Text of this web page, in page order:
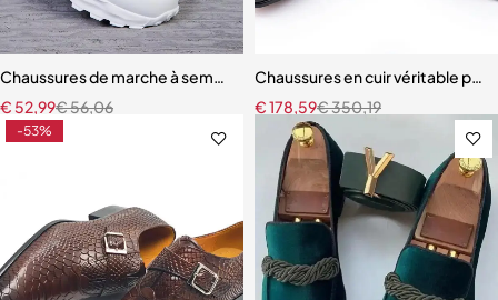
Chaussures de marche à semelle souple pour femmes
€56,06
€ 52,99
Chaussures en cuir véritable
€350,19
€178,59
-53%